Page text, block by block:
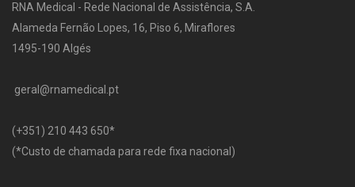
RNA Medical - Rede Nacional de Assistência, S.A.
Alameda Fernão Lopes, 16, Piso 6, Miraflores
1495-190 Algés
geral@rnamedical.pt
​(+351) 210 443 650*
(*Custo de chamada para rede fixa nacional)